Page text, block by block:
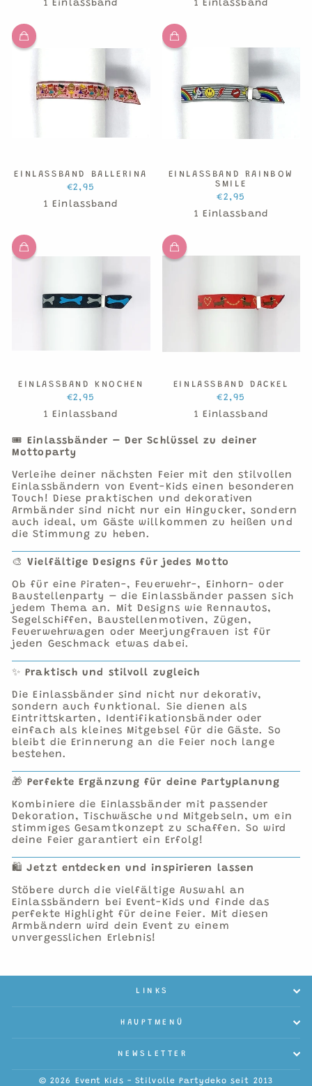
1 Einlassband
1 Einlassband
EINLASSBAND BALLERINA
€2,95
1 Einlassband
EINLASSBAND RAINBOW
SMILE
€2,95
1 Einlassband
EINLASSBAND KNOCHEN
€2,95
1 Einlassband
EINLASSBAND DACKEL
€2,95
1 Einlassband
🎟️Einlassbänder – Der Schlüssel zu deiner
Mottoparty
Verleihe deiner nächsten Feier mit den stilvollen
Einlassbändern von Event-Kids einen besonderen
Touch! Diese praktischen und dekorativen
Armbänder sind nicht nur ein Hingucker, sondern
auch ideal, um Gäste willkommen zu heißen und
die Stimmung zu heben.
🎨Vielfältige Designs für jedes Motto
Ob für eine Piraten-, Feuerwehr-, Einhorn- oder
Baustellenparty – die Einlassbänder passen sich
jedem Thema an. Mit Designs wie Rennautos,
Segelschiffen, Baustellenmotiven, Zügen,
Feuerwehrwagen oder Meerjungfrauen ist für
jeden Geschmack etwas dabei.
✨Praktisch und stilvoll zugleich
Die Einlassbänder sind nicht nur dekorativ,
sondern auch funktional. Sie dienen als
Eintrittskarten, Identifikationsbänder oder
einfach als kleines Mitgebsel für die Gäste. So
bleibt die Erinnerung an die Feier noch lange
bestehen.
🎁Perfekte Ergänzung für deine Partyplanung
Kombiniere die Einlassbänder mit passender
Dekoration, Tischwäsche und Mitgebseln, um ein
stimmiges Gesamtkonzept zu schaffen. So wird
deine Feier garantiert ein Erfolg!
🛍️Jetzt entdecken und inspirieren lassen
Stöbere durch die vielfältige Auswahl an
Einlassbändern bei Event-Kids und finde das
perfekte Highlight für deine Feier. Mit diesen
Armbändern wird dein Event zu einem
unvergesslichen Erlebnis!
LINKS
HAUPTMENÜ
NEWSLETTER
© 2026 Event Kids - Stilvolle Partydeko seit 2013